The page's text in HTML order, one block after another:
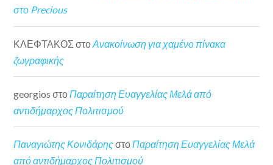
στο Precious
ΚΛΕΦΤΑΚΟΣ στοΑνακοίνωση για χαμένο πίνακα
ζωγραφικής
georgios στο Παραίτηση Ευαγγελίας Μελά από
αντιδήμαρχος Πολιτισμού
Παναγιώτης ΚονιδάρηςστοΠαραίτηση Ευαγγελίας Μελά
από αντιδήμαρχος Πολιτισμού